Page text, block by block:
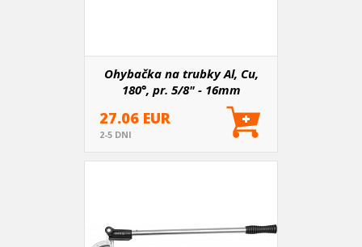
Ohybačka na trubky Al, Cu,
180°, pr. 5/8" - 16mm
27.06 EUR
2-5 DNI